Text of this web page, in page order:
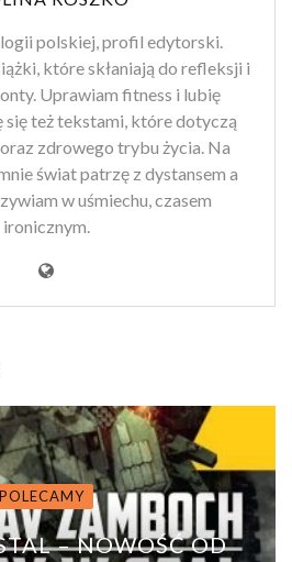
polskiej, profil edytorski.
które skłaniają do refleksji i
Uprawiam fitness i lubię
się też tekstami, które dotyczą
zdrowego trybu życia. Na
świat patrzę z dystansem a
w uśmiechu, czasem
ironicznym.
POLECAMY
– NOWOŚĆ OD